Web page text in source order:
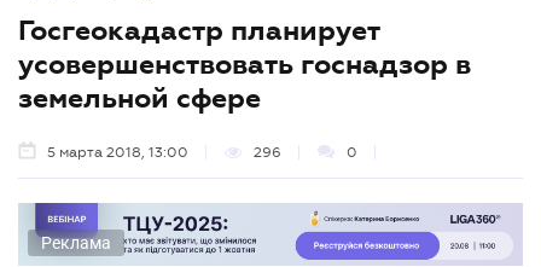
Госгеокадастр планирует
усовершенствовать госнадзор в
земельной сфере
5 марта 2018, 13:00 296 0
Реклама